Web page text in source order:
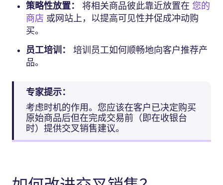
策略性放置： 将相关商品彼此靠近放置在 您的
商店 或网站上，以提高可见性并促成冲动购
买。
员工培训： 培训员工如何顺畅地向客户推荐产
品。
专家提示：
考虑时机的作用。您应该在客户已决定购买
原始商品后但在完成交易前（即在收银台
时）提供交叉销售建议。